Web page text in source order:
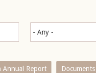
Annual Report Documents